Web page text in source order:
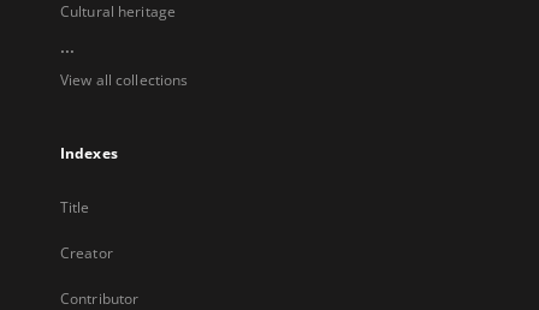
Cultural heritage
...
View all collections
Indexes
Title
Creator
Contributor